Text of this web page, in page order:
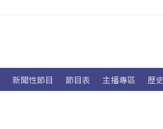
新聞性節目 節目表 主播專區 歷